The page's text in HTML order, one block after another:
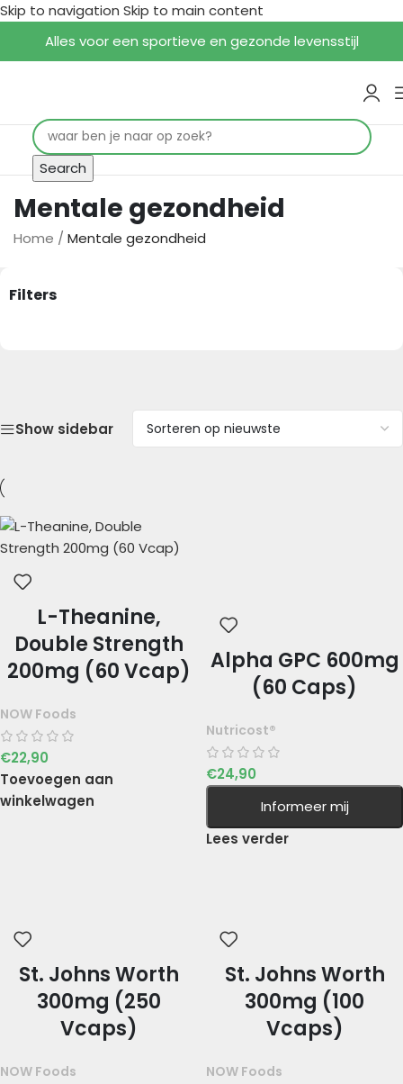
Skip to navigation Skip to main content
Alles voor een sportieve en gezonde levensstijl
Search
Mentale gezondheid
Home / Mentale gezondheid
Filters
Show sidebar
L-Theanine,
Double Strength
200mg (60 Vcap)
NOW Foods
€22,90
Toevoegen aan
winkelwagen
Alpha GPC 600mg
(60 Caps)
Nutricost®
€24,90
Informeer mij
Lees verder
St. Johns Worth
300mg (250
Vcaps)
NOW Foods
St. Johns Worth
300mg (100
Vcaps)
NOW Foods